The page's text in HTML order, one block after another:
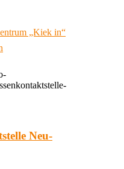
„Kiek in“
Neu-